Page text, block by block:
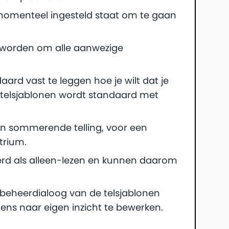
ingesteld staat om te gaan
om alle aanwezige
vast te leggen hoe je wilt dat je
wordt standaard met
sommerende telling, voor een
als alleen-lezen en kunnen daarom
van de telsjablonen
naar eigen inzicht te bewerken.